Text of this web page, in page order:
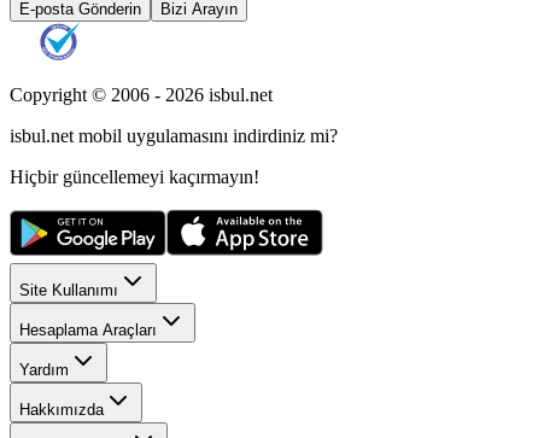
E-posta Gönderin Bizi Arayın
Copyright © 2006 - 2026 isbul.net
isbul.net mobil uygulamasını indirdiniz mi?
Hiçbir güncellemeyi kaçırmayın!
Site Kullanımı
Hesaplama Araçları
Yardım
Hakkımızda